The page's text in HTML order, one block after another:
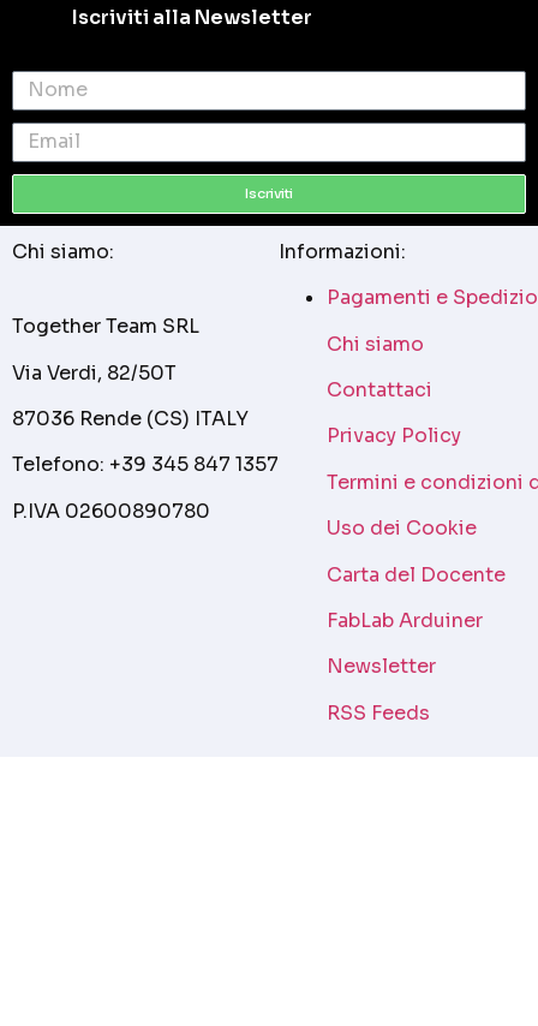
Iscriviti alla Newsletter
Iscriviti
Chi siamo:
Together Team SRL
Via Verdi, 82/50T
87036 Rende (CS) ITALY
Telefono: +39 345 847 1357
P.IVA 02600890780
Informazioni:
Pagamenti e
Chi siamo
Contattaci
Privacy Policy
Termini e condizioni
Uso dei Cookie
Carta del Docente
FabLab Arduiner
Newsletter
RSS Feeds